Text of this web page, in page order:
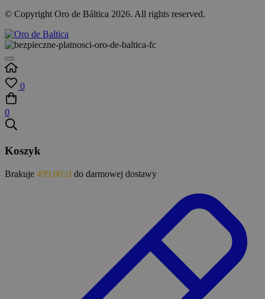
© Copyright Oro de Báltica 2026. All rights reserved.
0
0
Koszyk
Brakuje 499,00 złdo darmowej dostawy